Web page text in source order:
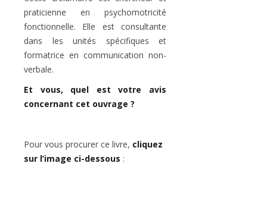
praticienne en psychomotricité
fonctionnelle. Elle est consultante
dans les unités spécifiques et
formatrice en communication non-
verbale.
Et vous, quel est votre avis
concernant cet ouvrage ?
Pour vous procurer ce livre, cliquez
sur l’image ci-dessous :